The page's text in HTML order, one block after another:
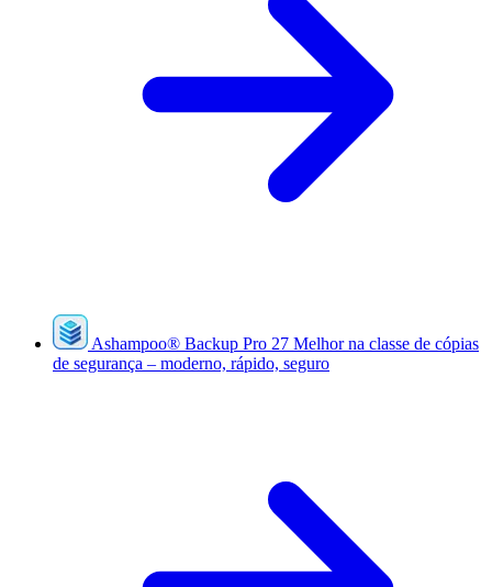
Ashampoo® Backup Pro 27 Melhor na classe de cópias
de segurança – moderno, rápido, seguro